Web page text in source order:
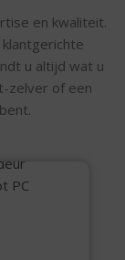
en kwaliteit.
u altijd wat u
zelver of een